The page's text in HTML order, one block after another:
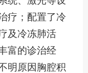
疗；配置了冷
及冷冻肺活
富的诊治经
明原因胸腔积